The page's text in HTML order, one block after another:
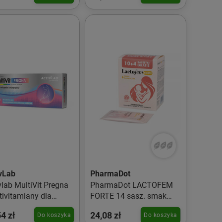
MultiVit Pregna
dla
w ciąży 60 kaps.
zł Do koszyka
PharmaDot
PharmaDot LACTOFEM
FORTE 14 sasz. smak
24,08 zł Do koszyka